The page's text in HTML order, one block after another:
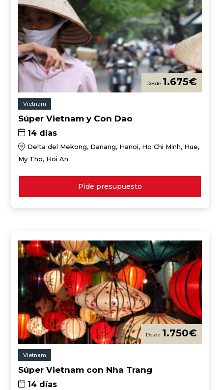
1.675€
Vietnam
Súper Vietnam y Con Dao
14 días
Delta del Mekong, Danang, Hanoi, Ho Chi Minh, Hue,
My Tho, Hoi An
Pide presupuesto
1.750€
Vietnam
Súper Vietnam con Nha Trang
14 días